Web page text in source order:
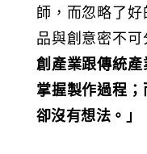
師，而忽略了
品與創意密不可
創產業跟傳統
掌握製作過程；
卻沒有想法。」